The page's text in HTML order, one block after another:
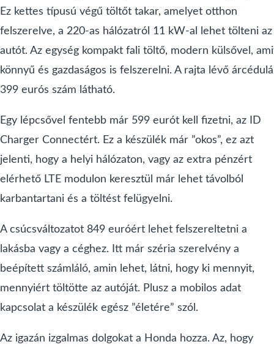
Ez kettes típusú végű töltőt takar, amelyet otthon
felszerelve, a 220-as hálózatról 11 kW-al lehet tölteni az
autót. Az egység kompakt fali töltő, modern külsővel,
könnyű és gazdaságos is felszerelni. A rajta lévő
399 eurós szám látható.
Egy lépcsővel fentebb már 599 eurót kell fizetni, az ID
Charger Connectért. Ez a készülék már ”okos”, ez azt
jelenti, hogy a helyi hálózaton, vagy az extra pénzért
elérhető LTE modulon keresztül már lehet távolból
karbantartani és a töltést felügyelni.
A csúcsváltozatot 849 euróért lehet felszereltetni a
lakásba vagy a céghez. Itt már széria szerelvény a
beépített számláló, amin lehet, látni, hogy ki mennyit,
mennyiért töltötte az autóját. Plusz a mobilos adat
kapcsolat a készülék egész ”életére” szól.
Az igazán izgalmas dolgokat a Honda hozza. Az, hogy